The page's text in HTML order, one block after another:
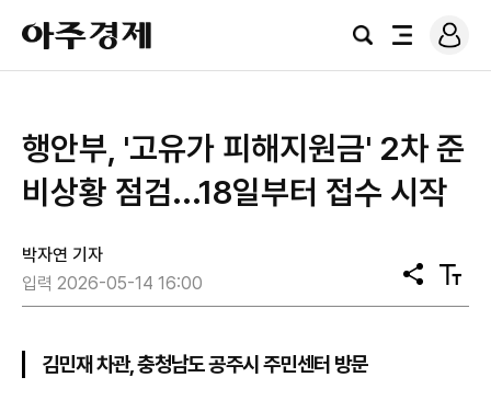
아
주
경
검
전
로
그
행안부, '고유가 피해지원금' 2차 준
비상황 점검...18일부터 접수 시작
박자연 기자
입력 2026-05-14 16:00
공
유
텍
스
김민재 차관, 충청남도 공주시 주민센터 방문